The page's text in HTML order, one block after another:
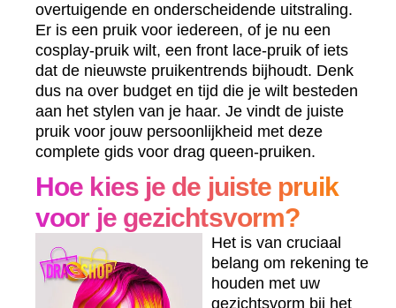
overtuigende en onderscheidende uitstraling.
Er is een pruik voor iedereen, of je nu een
cosplay-pruik wilt, een front lace-pruik of iets
dat de nieuwste pruikentrends bijhoudt. Denk
dus na over budget en tijd die je wilt besteden
aan het stylen van je haar. Je vindt de juiste
pruik voor jouw persoonlijkheid met deze
complete gids voor drag queen-pruiken.
Hoe kies je de juiste pruik
voor je gezichtsvorm?
Het is van cruciaal
belang om rekening te
houden met uw
gezichtsvorm bij het